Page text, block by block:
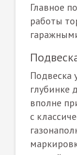
Главное
работы
Подвеска
глубинке
вполне
с